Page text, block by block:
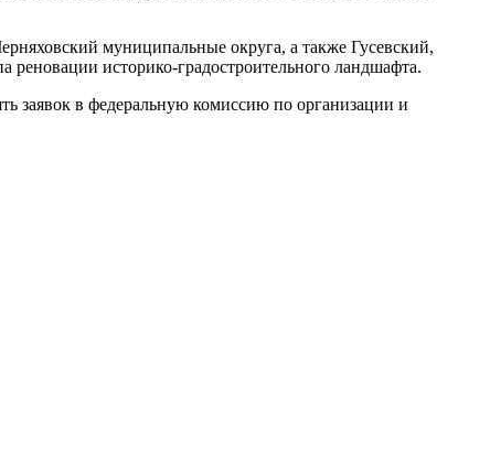
муниципальные округа, а также Гусевский,
историко-градостроительного ландшафта.
заявок в федеральную комиссию по организации и